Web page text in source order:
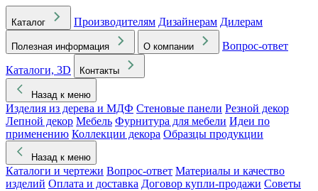
Каталог Производителям Дизайнерам Дилерам
Полезная информация О компании
Вопрос-ответ
Каталоги, 3D
Контакты
Назад к меню
Изделия из дерева и МДФ Стеновые панели Резной декор
Лепной декор Мебель Фурнитура для мебели Идеи по
применению Коллекции декора Образцы продукции
Назад к меню
Каталоги и чертежи Вопрос-ответ Материалы и качество
изделий Оплата и доставка Договор купли-продажи Советы